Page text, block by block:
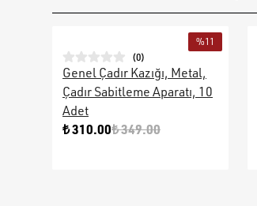
%11
(0)
Genel Çadır Kazığı, Metal,
Çadır Sabitleme Aparatı, 10
Adet
₺ 310.00₺ 349.00